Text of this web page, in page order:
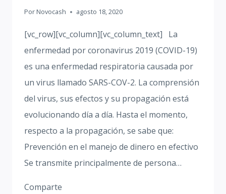
Por Novocash agosto 18, 2020
[vc_row][vc_column][vc_column_text] La
enfermedad por coronavirus 2019 (COVID-19)
es una enfermedad respiratoria causada por
un virus llamado SARS-COV-2. La comprensión
del virus, sus efectos y su propagación está
evolucionando día a día. Hasta el momento,
respecto a la propagación, se sabe que:
Prevención en el manejo de dinero en efectivo
Se transmite principalmente de persona…
Comparte